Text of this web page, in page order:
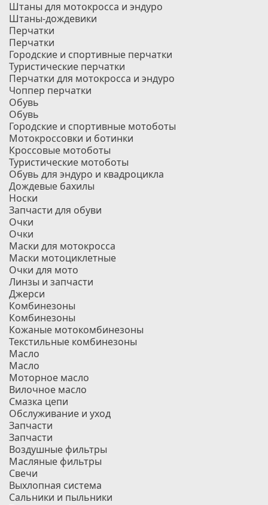
Штаны для мотокросса и эндуро
Штаны-дождевики
Перчатки
Перчатки
Городские и спортивные перчатки
Туристические перчатки
Перчатки для мотокросса и эндуро
Чоппер перчатки
Обувь
Обувь
Городские и спортивные мотоботы
Мотокроссовки и ботинки
Кроссовые мотоботы
Туристические мотоботы
Обувь для эндуро и квадроцикла
Дождевые бахилы
Носки
Запчасти для обуви
Очки
Очки
Маски для мотокросса
Маски мотоциклетные
Очки для мото
Линзы и запчасти
Джерси
Комбинезоны
Комбинезоны
Кожаные мотокомбинезоны
Текстильные комбинезоны
Масло
Масло
Моторное масло
Вилочное масло
Смазка цепи
Обслуживание и уход
Запчасти
Запчасти
Воздушные фильтры
Масляные фильтры
Свечи
Выхлопная система
Сальники и пыльники